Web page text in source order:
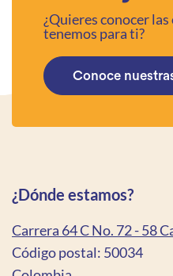
¿Quieres conocer
tenemos para ti?
Conoce
¿Dónde estamos?
Carrera 64 C No. 72 - 58
Código postal: 50034